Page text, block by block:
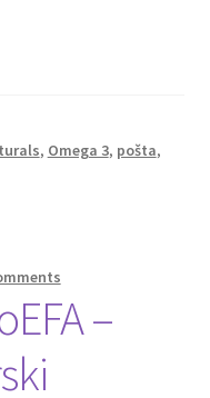
, Omega 3, pošta,
–